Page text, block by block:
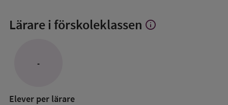
Lärare i förskoleklassen Visa
info
-
Elever per lärare